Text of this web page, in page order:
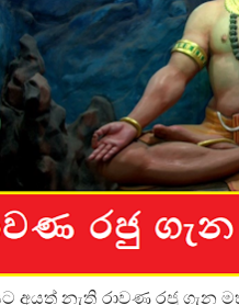
ගීතයේ පද පෙළ
ගීතයේ පද පෙළ
පද පෙළ
පද පෙළ
ගීතයේ පද පෙළ
අයත් නැති රාවණ රජු ගැන